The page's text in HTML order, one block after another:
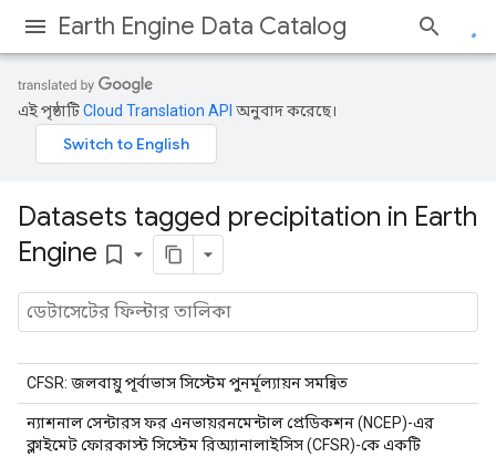
Earth Engine Data Catalog
এই পৃষ্ঠাটিCloud Translation API অনুবাদ করেছে।
Datasets tagged precipitation in Earth
Engine bookmark_border
CFSR: জলবায়ু পূর্বাভাস সিস্টেম পুনর্মূল্যায়ন সমন্বিত
ন্যাশনাল সেন্টারস ফর এনভায়রনমেন্টাল প্রেডিকশন (NCEP)-এর
ক্লাইমেট ফোরকাস্ট সিস্টেম রিঅ্যানালাইসিস (CFSR)-কে একটি